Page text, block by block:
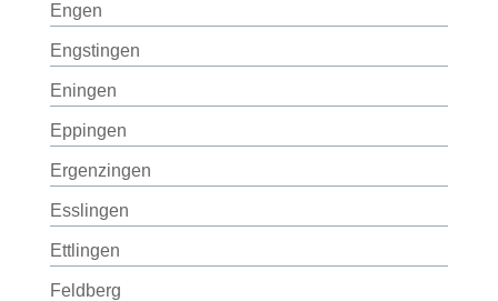
Engen
Engstingen
Eningen
Eppingen
Ergenzingen
Esslingen
Ettlingen
Feldberg